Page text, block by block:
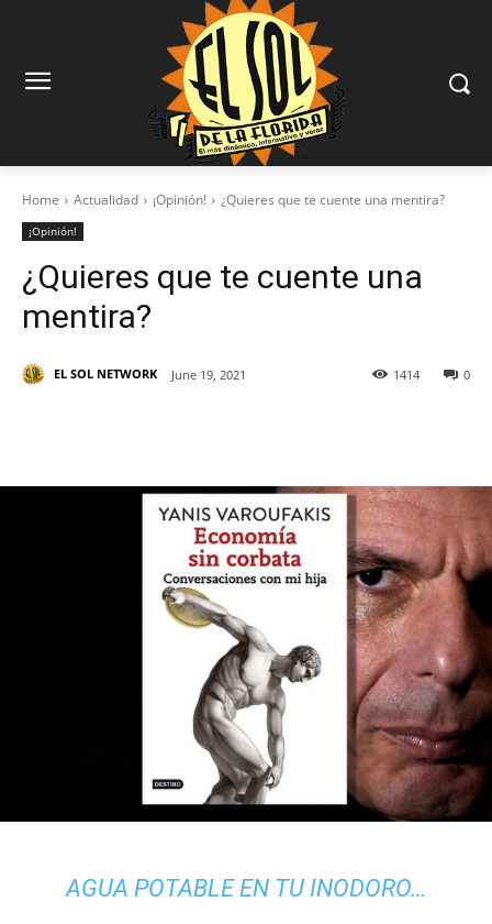
Home Actualidad ¡Opinión! ¿Quieres que te cuente una mentira?
¡Opinión!
¿Quieres que te cuente una
mentira?
EL SOL NETWORK June 19, 2021 0
1414
AGUA POTABLE EN TU INODORO…